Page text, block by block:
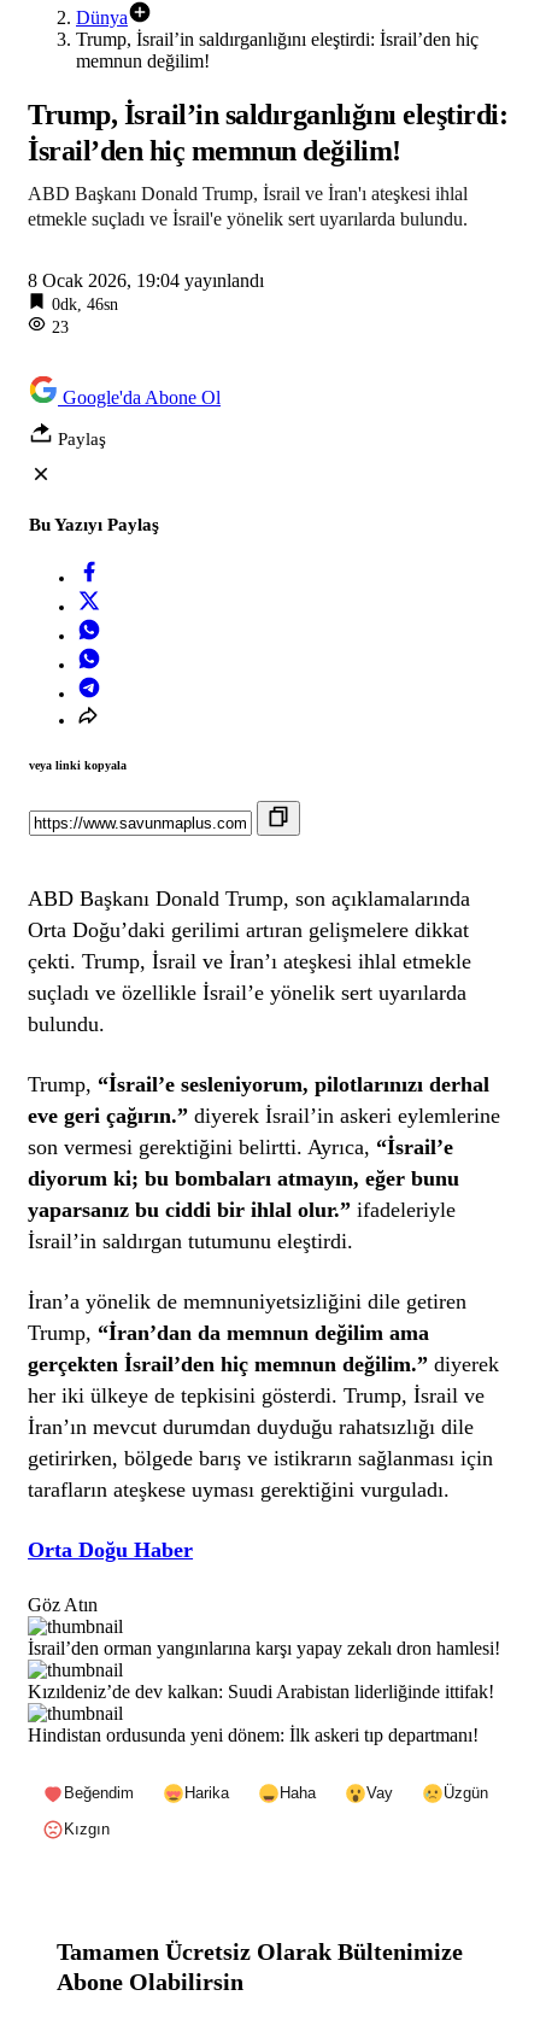
Dünya
Trump, İsrail’in saldırganlığını eleştirdi: İsrail’den hiç
memnun değilim!
Trump, İsrail’in saldırganlığını eleştirdi:
İsrail’den hiç memnun değilim!
ABD Başkanı Donald Trump, İsrail ve İran'ı ateşkesi ihlal
etmekle suçladı ve İsrail'e yönelik sert uyarılarda bulundu.
8 Ocak 2026, 19:04 yayınlandı
0dk, 46sn
23
Google'da Abone Ol
Paylaş
Bu Yazıyı Paylaş
veya linki kopyala
ABD Başkanı Donald Trump, son açıklamalarında
Orta Doğu’daki gerilimi artıran gelişmelere dikkat
çekti. Trump, İsrail ve İran’ı ateşkesi ihlal etmekle
suçladı ve özellikle İsrail’e yönelik sert uyarılarda
bulundu.
Trump, “İsrail’e sesleniyorum, pilotlarınızı derhal
eve geri çağırın.” diyerek İsrail’in askeri eylemlerine
son vermesi gerektiğini belirtti. Ayrıca, “İsrail’e
diyorum ki; bu bombaları atmayın, eğer bunu
yaparsanız bu ciddi bir ihlal olur.” ifadeleriyle
İsrail’in saldırgan tutumunu eleştirdi.
İran’a yönelik de memnuniyetsizliğini dile getiren
Trump, “İran’dan da memnun değilim ama
gerçekten İsrail’den hiç memnun değilim.” diyerek
her iki ülkeye de tepkisini gösterdi. Trump, İsrail ve
İran’ın mevcut durumdan duyduğu rahatsızlığı dile
getirirken, bölgede barış ve istikrarın sağlanması için
tarafların ateşkese uyması gerektiğini vurguladı.
Orta Doğu Haber
Göz Atın
İsrail’den orman yangınlarına karşı yapay zekalı dron hamlesi!
Kızıldeniz’de dev kalkan: Suudi Arabistan liderliğinde ittifak!
Hindistan ordusunda yeni dönem: İlk askeri tıp departmanı!
Beğendim Harika Haha Vay
Üzgün
Kızgın
Tamamen Ücretsiz Olarak Bültenimize
Abone Olabilirsin